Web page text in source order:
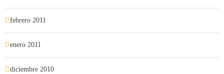
febrero 2011
enero 2011
diciembre 2010